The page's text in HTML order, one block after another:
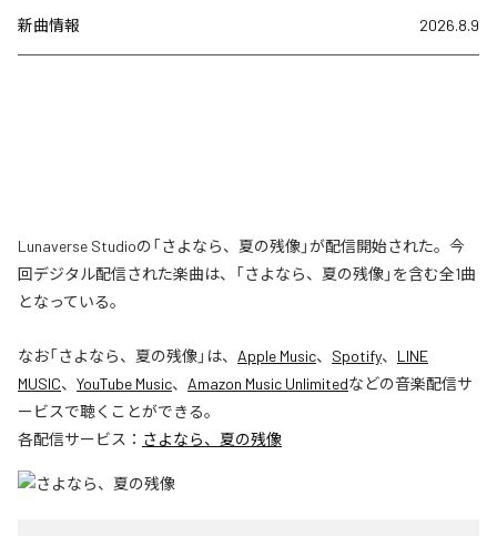
新曲情報 2026.8.9
Lunaverse Studioの「さよなら、夏の残像」が配信開始された。今
回デジタル配信された楽曲は、「さよなら、夏の残像」を含む全1曲
となっている。
なお「さよなら、夏の残像」は、 Apple Music、 Spotify、 LINE
MUSIC、 YouTube Music、 Amazon Music Unlimitedなどの音楽配信サ
ービスで聴くことができる。
各配信サービス： さよなら、夏の残像